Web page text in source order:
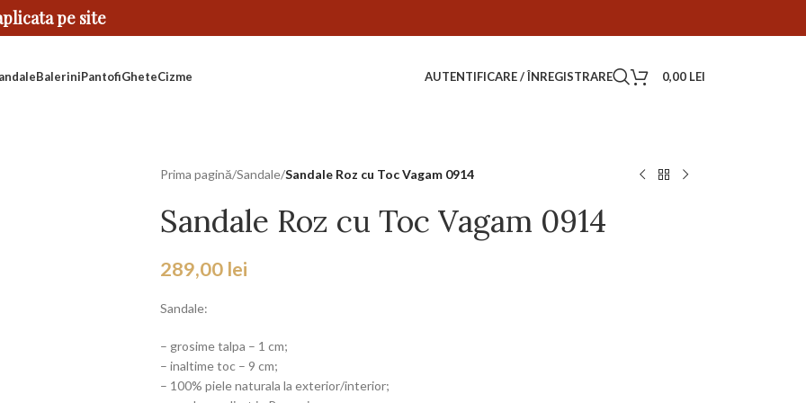
pe site
BaleriniPantofiGheteCizme AUTENTIFICARE / ÎNREGISTRARE 0,00 LEI
Prima pagină/Sandale/Sandale Roz cu Toc Vagam 0914
Sandale Roz cu Toc Vagam 0914
289,00 lei
Sandale:
– grosime talpa – 1 cm;
– inaltime toc – 9 cm;
– 100% piele naturala la exterior/interior;